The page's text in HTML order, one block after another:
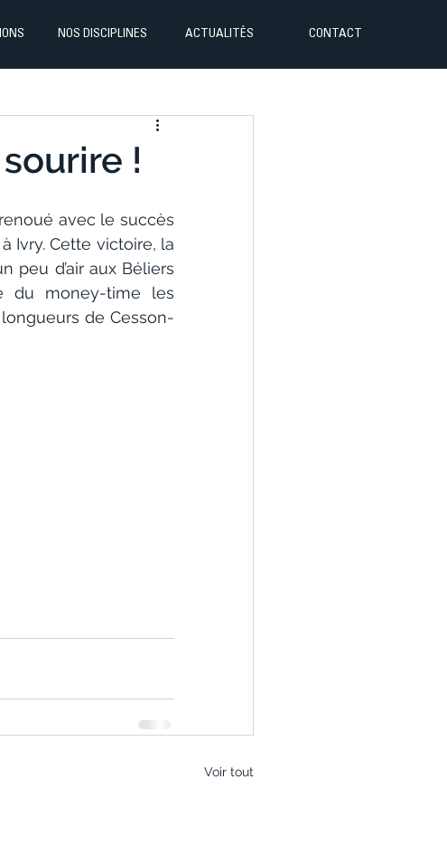
NOS DISCIPLINES ACTUALITÉS CONTACT
!
avec le succès
Ivry. Cette victoire, la
peu d’air aux Béliers
du money-time les
de Cesson-
Voir tout